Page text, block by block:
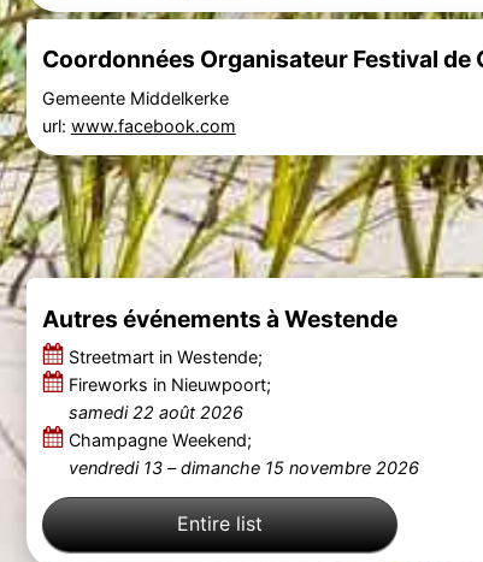
Coordonnées Organisateur Festival
Gemeente Middelkerke
url: www.facebook.com
Autres événements à Westende
Streetmart in Westende;
Fireworks in Nieuwpoort;
samedi 22 août 2026
Champagne Weekend;
vendredi 13–dimanche 15 novembre 2026
Entire list